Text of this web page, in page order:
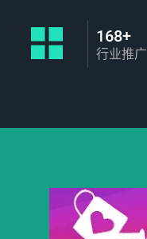
168+
行业推广